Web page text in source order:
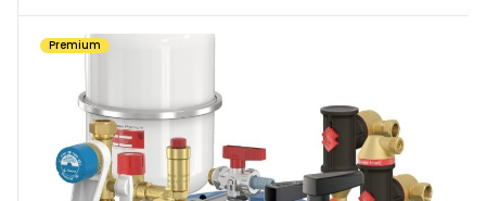
met plein en park. Supermarkt en (para)medische
praktijken tekenen in; fossielvrije energie via
Premium